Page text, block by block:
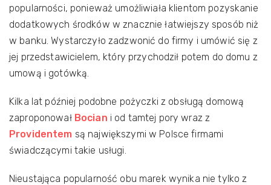
popularności, ponieważ umożliwiała klientom pozyskanie
dodatkowych środków w znacznie łatwiejszy sposób niż
w banku. Wystarczyło zadzwonić do firmy i umówić się z
jej przedstawicielem, który przychodził potem do domu z
umową i gotówką.
Kilka lat później podobne pożyczki z obsługą domową
zaproponował Bocian i od tamtej pory wraz z
Providentem są największymi w Polsce firmami
świadczącymi takie usługi.
Nieustająca popularność obu marek wynika nie tylko z